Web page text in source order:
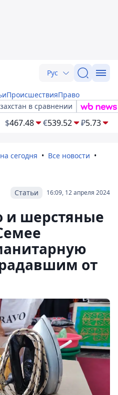
Рус
ПроисшествияПраво
в сравнении
$467.48 €539.52 ₽5.73
сегодня
Все новости
16:09, 12 апреля 2024
Статьи
и шерстяные
от